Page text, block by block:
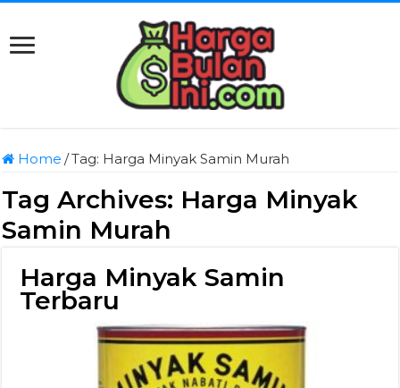
Home /Tag: Harga Minyak Samin Murah
Tag Archives: Harga Minyak
Samin Murah
Harga Minyak Samin
Terbaru